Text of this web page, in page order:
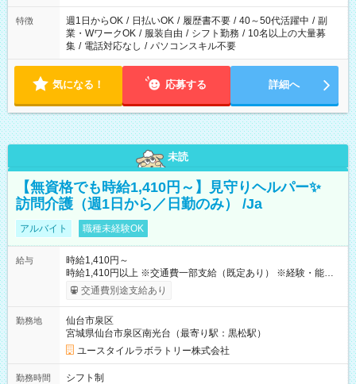
特徴 週1日からOK / 日払いOK / 履歴書不要 / 40～50代活躍中 / 副
業・WワークOK / 服装自由 / シフト勤務 / 10名以上の大量募
集 / 電話対応なし / パソコンスキル不要
気になる！ 応募する 詳細へ
未読
【無資格でも時給1,410円～】見守りヘルパー✨
訪問介護（週1日から／日勤のみ） /Ja
アルバイト 職種未経験OK
給与
時給1,410円～
時給1,410円以上 ※交通費一部支給（既定あり） ※経験・能力を
考慮して決定します 【収入例】 週1回勤務の場合：1,410円×8時
間×4回=4万5,120円 週3回勤務の場合：1,410円×8時間×12回
5,600円 【試用期間】試用期間あり 試用期間の長さ：2ヶ月
※ 雇用形態と給与に、本採用時と異なる部分があります。 雇用
形態：本採用時と同じです。 給与：時給 1,040円以上
交通費別途支給あり
勤務地
仙台市泉区
宮城県仙台市泉区南光台（最寄り駅：黒松駅）
ユースタイルラボラトリー株式会社
勤務時間
シフト制